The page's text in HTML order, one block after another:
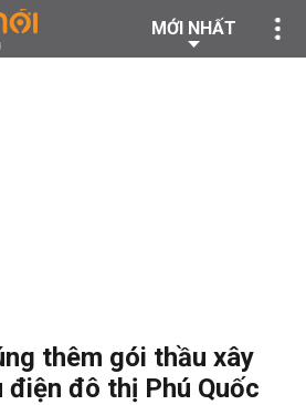
MỚI NHẤT
thêm gói thầu xây
đô thị Phú Quốc